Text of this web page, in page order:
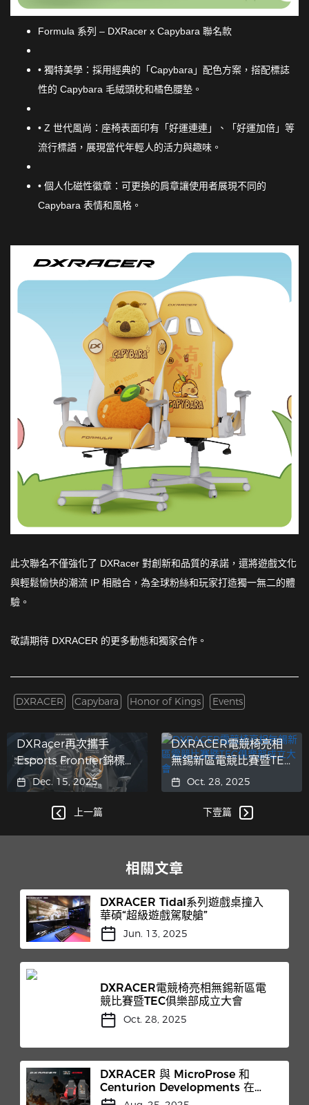
Formula 系列 – DXRacer x Capybara 聯名款
• 獨特美學：採用經典的「Capybara」配色方案，搭配標誌
性的 Capybara 毛絨頭枕和橘色腰墊。
• Z 世代風尚：座椅表面印有「好運連連」、「好運加倍」等
流行標語，展現當代年輕人的活力與趣味。
• 個人化磁性徽章：可更換的肩章讓使用者展現不同的
Capybara 表情和風格。
此次聯名不僅強化了 DXRacer 對創新和品質的承諾，還將遊戲文化
與輕鬆愉快的潮流 IP 相融合，為全球粉絲和玩家打造獨一無二的體
驗。
敬請期待 DXRACER 的更多動態和獨家合作。
DXRACER Capybara Honor of Kings Events
上一篇
DXRacer再次攜手
Esports Frontier錦標
賽，為CS亞洲公開賽總
決賽提供護航服務
Dec. 15, 2025
DXRACER電競椅亮相
無錫新區電競比賽暨TEC
俱樂部成立大會
Oct. 28, 2025
下壹篇
相關文章
DXRACER Tidal系列遊戲桌撞入
華碩“超級遊戲駕駛艙”
Jun. 13, 2025
DXRACER電競椅亮相無錫新區電
競比賽暨TEC俱樂部成立大會
Oct. 28, 2025
DXRACER 與 MicroProse 和
Centurion Developments 在
2025 年科隆遊戲展上合作推出限